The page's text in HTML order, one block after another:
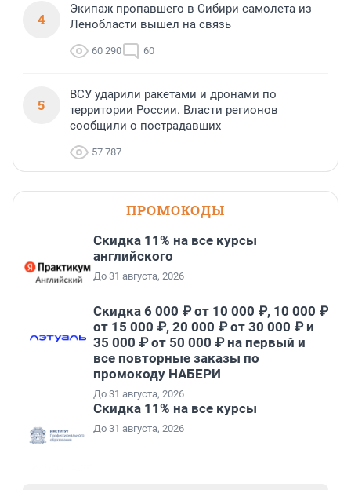
4
Экипаж пропавшего в Сибири самолета из
Ленобласти вышел на связь
60 290 60
5
ВСУ ударили ракетами и дронами по
территории России. Власти регионов
сообщили о пострадавших
57 787
ПРОМОКОДЫ
Скидка 11% на все курсы
английского
До 31 августа, 2026
Скидка 6 000 ₽ от 10 000 ₽, 10 000 ₽
от 15 000 ₽, 20 000 ₽ от 30 000 ₽ и
35 000 ₽ от 50 000 ₽ на первый и
все повторные заказы по
промокоду НАБЕРИ
До 31 августа, 2026
Скидка 11% на все курсы
До 31 августа, 2026